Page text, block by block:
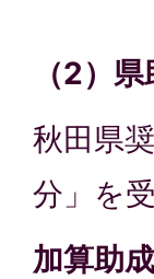
（2）
秋田県
分」を
加算助